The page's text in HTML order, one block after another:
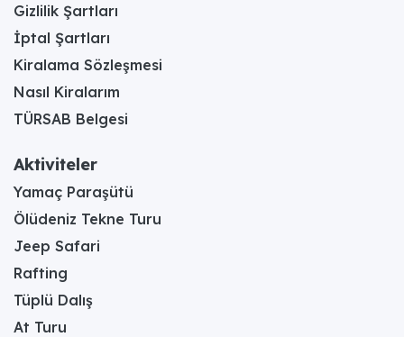
Gizlilik Şartları
İptal Şartları
Kiralama Sözleşmesi
Nasıl Kiralarım
TÜRSAB Belgesi
Aktiviteler
Yamaç Paraşütü
Ölüdeniz Tekne Turu
Jeep Safari
Rafting
Tüplü Dalış
At Turu